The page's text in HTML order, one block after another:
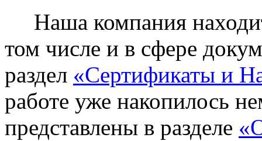
Наша компания
том числе и в сфере
раздел «Сертификаты и
работе уже накопилось
представлены в разделе